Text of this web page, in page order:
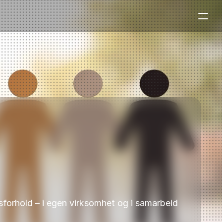
– i egen virksomhet og i samarbeid